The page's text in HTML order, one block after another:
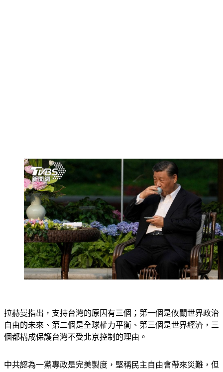
自由的未來、第二個是全球權力平衡、第三個是世界經濟，三
個都構成保護台灣不受北京控制的理由。
台灣繁榮的社會就證明，中華文化能與民主兼容；儘管擁抱政